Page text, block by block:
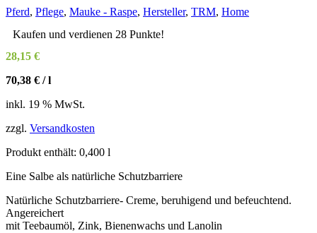
können
auf
der
Pferd, Pflege, Mauke - Raspe, Hersteller, TRM, Home
Kaufen und verdienen 28 Punkte!
28,15 €
70,38 € /l
inkl. 19 % MwSt.
zzgl. Versandkosten
Produkt enthält: 0,400 l
Eine Salbe als natürliche Schutzbarriere
Natürliche Schutzbarriere- Creme, beruhigend und befeuchtend.
Angereichert
mit Teebaumöl, Zink, Bienenwachs und Lanolin